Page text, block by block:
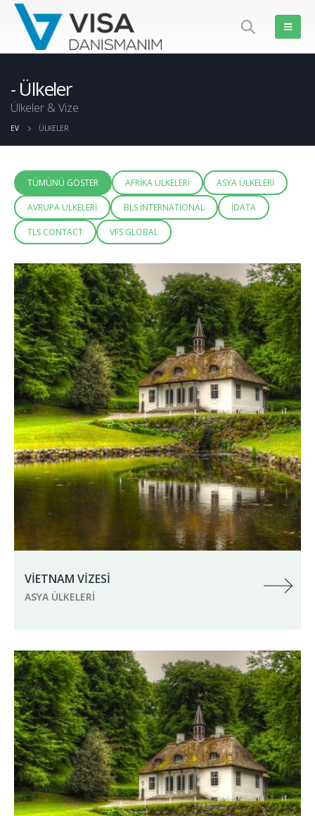
Ülkeler
Ülkeler & Vize
EV ÜLKELER
TÜMÜNÜ GÖSTER AFRIKA ÜLKELERI ASYA ÜLKELERI
AVRUPA ÜLKELERI BLS İNTERNATIONAL İDATA
TLS CONTACT VFS GLOBAL
VİETNAM VİZESİ
ASYA ÜLKELERI